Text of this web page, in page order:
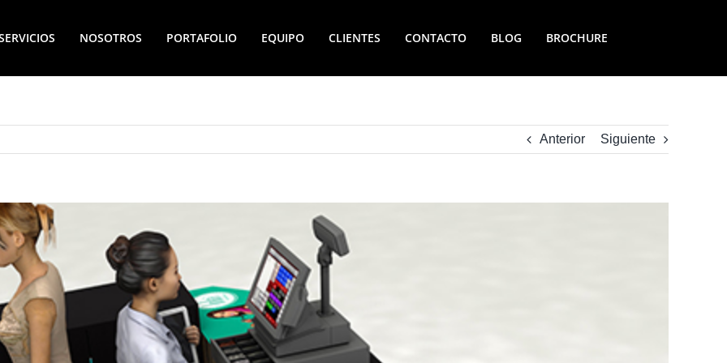
NOSOTROS PORTAFOLIO EQUIPO CLIENTES CONTACTO BLOG BROCHURE
Anterior Siguiente